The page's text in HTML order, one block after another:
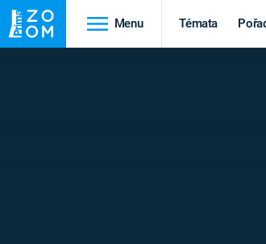
Menu Témata